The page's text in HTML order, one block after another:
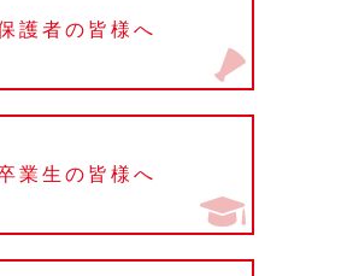
護者の皆様へ
業生の皆様へ